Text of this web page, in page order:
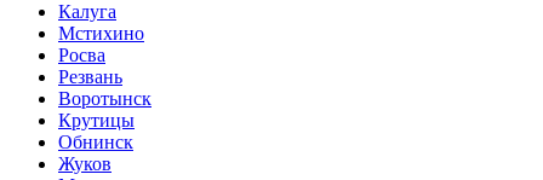
Калуга
Мстихино
Росва
Резвань
Воротынск
Крутицы
Обнинск
Жуков